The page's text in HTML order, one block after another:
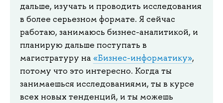
дальше, изучать и проводить исследования
в более серьезном формате. Я сейчас
работаю, занимаюсь бизнес-аналитикой, и
планирую дальше поступать в
магистратуру на «Бизнес-информатику»,
потому что это интересно. Когда ты
занимаешься исследованиями, ты в курсе
всех новых тенденций, и ты можешь